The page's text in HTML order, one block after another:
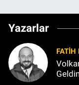
Yazarlar
FATIH